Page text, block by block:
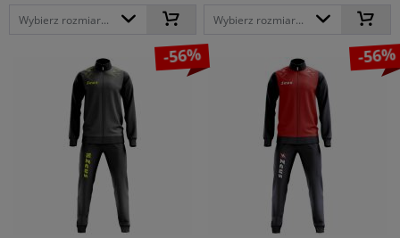
Wybierz rozmiar... Wybierz rozmiar...
-56% -56%